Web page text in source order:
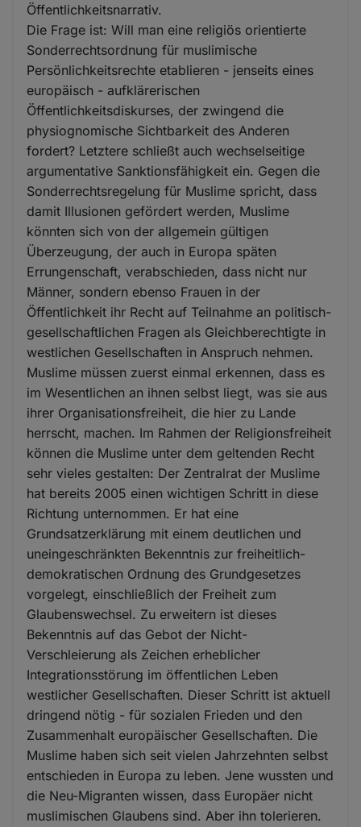
Öffentlichkeitsnarrativ.
Die Frage ist: Will man eine religiös orientierte
Sonderrechtsordnung für muslimische
Persönlichkeitsrechte etablieren - jenseits eines
europäisch - aufklärerischen
Öffentlichkeitsdiskurses, der zwingend die
physiognomische Sichtbarkeit des Anderen
fordert? Letztere schließt auch wechselseitige
argumentative Sanktionsfähigkeit ein. Gegen die
Sonderrechtsregelung für Muslime spricht, dass
damit Illusionen gefördert werden, Muslime
könnten sich von der allgemein gültigen
Überzeugung, der auch in Europa späten
Errungenschaft, verabschieden, dass nicht nur
Männer, sondern ebenso Frauen in der
Öffentlichkeit ihr Recht auf Teilnahme an politisch-
gesellschaftlichen Fragen als Gleichberechtigte in
westlichen Gesellschaften in Anspruch nehmen.
Muslime müssen zuerst einmal erkennen, dass es
im Wesentlichen an ihnen selbst liegt, was sie aus
ihrer Organisationsfreiheit, die hier zu Lande
herrscht, machen. Im Rahmen der Religionsfreiheit
können die Muslime unter dem geltenden Recht
sehr vieles gestalten: Der Zentralrat der Muslime
hat bereits 2005 einen wichtigen Schritt in diese
Richtung unternommen. Er hat eine
Grundsatzerklärung mit einem deutlichen und
uneingeschränkten Bekenntnis zur freiheitlich-
demokratischen Ordnung des Grundgesetzes
vorgelegt, einschließlich der Freiheit zum
Glaubenswechsel. Zu erweitern ist dieses
Bekenntnis auf das Gebot der Nicht-
Verschleierung als Zeichen erheblicher
Integrationsstörung im öffentlichen Leben
westlicher Gesellschaften. Dieser Schritt ist aktuell
dringend nötig - für sozialen Frieden und den
Zusammenhalt europäischer Gesellschaften. Die
Muslime haben sich seit vielen Jahrzehnten selbst
entschieden in Europa zu leben. Jene wussten und
die Neu-Migranten wissen, dass Europäer nicht
muslimischen Glaubens sind. Aber ihn tolerieren.